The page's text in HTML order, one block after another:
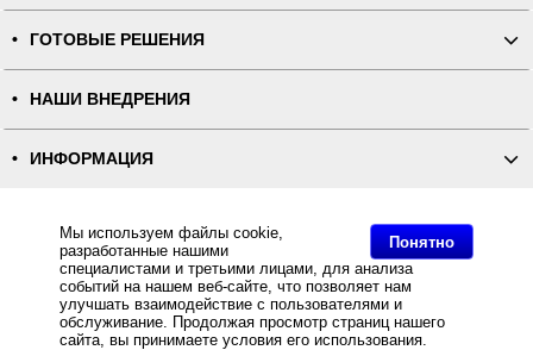
Понятно
Мы используем файлы cookie,
разработанные нашими
специалистами и третьими лицами, для анализа
событий на нашем веб-сайте, что позволяет нам
улучшать взаимодействие с пользователями и
обслуживание. Продолжая просмотр страниц нашего
сайта, вы принимаете условия его использования.
ГОТОВЫЕ РЕШЕНИЯ
НАШИ ВНЕДРЕНИЯ
ИНФОРМАЦИЯ
ПОЛНАЯ ВЕРСИЯ
Интернет-магазин "ПОСЛЭНД" - торгового оборудования, оборудования для автоматизации общепита и
торговли, расходных материалов